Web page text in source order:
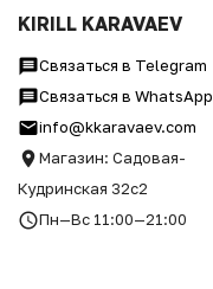
KIRILL KARAVAEV
Связаться в Telegram
Связаться в WhatsApp
info@kkaravaev.com
Магазин: Садовая-
Кудринская 32с2
Пн—Вс 11:00—21:00